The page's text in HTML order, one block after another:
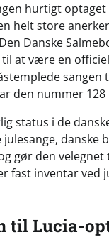
hurtigt optaget
helt store
Danske
at være en
sangen
den nummer 128
status i de
julesange, danske
gør den velegnet
fast inventar ved
til Lucia-